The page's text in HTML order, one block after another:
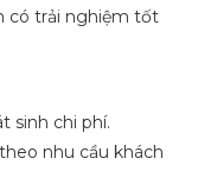
có trải nghiệm tốt
sinh chi phí.
nhu cầu khách